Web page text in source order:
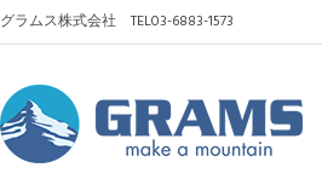
グラムス株式会社 TEL03-6883-1573